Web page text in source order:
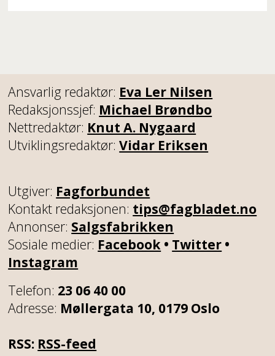
Ansvarlig redaktør: Eva Ler Nilsen
Redaksjonssjef: Michael Brøndbo
Nettredaktør: Knut A. Nygaard
Utviklingsredaktør:Vidar Eriksen
Utgiver: Fagforbundet
Kontakt redaksjonen: tips@fagbladet.no
Annonser: Salgsfabrikken
Sosiale medier: Facebook • Twitter •
Instagram
Telefon: 23 06 40 00
Adresse: Møllergata 10, 0179 Oslo
RSS: RSS-feed